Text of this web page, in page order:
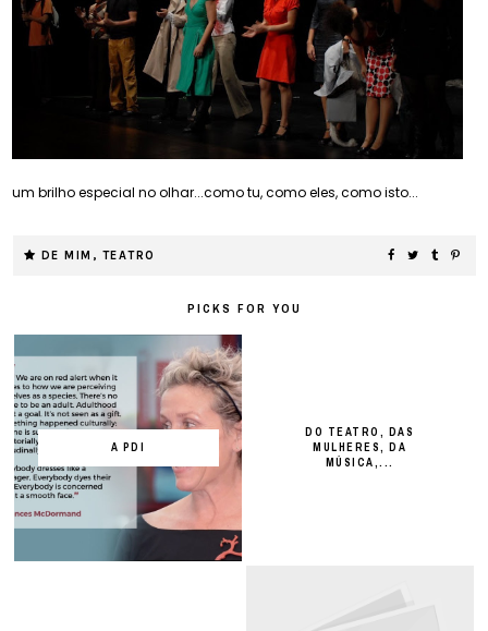
um brilho especial no olhar...como tu, como eles, como isto...
DE MIM , TEATRO
PICKS FOR YOU
A PDI
DO TEATRO, DAS
MULHERES, DA
MÚSICA,...